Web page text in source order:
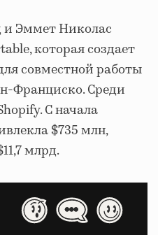
Эммет Николас
которая создает
совместной работы
Франциско. Среди
С начала
$735 млн,
млрд.